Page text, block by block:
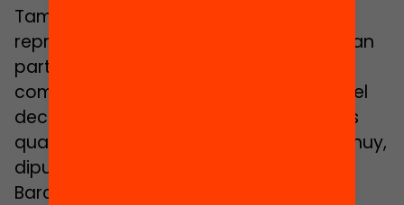
També es comptarà amb els
representants dels pares i mares que han
participat en la confecció de l’agenda
compartida de les famílies que llegiran el
decàleg davant les autoritats (entre les
quals intervindran l’Il·lm. Sr. Gerard Ardanuy,
diputat d’educació de la Diputació de
Barcelona i Regidor d’educació de